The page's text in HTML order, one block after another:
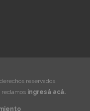
reservados.
reclamos ingresá acá.